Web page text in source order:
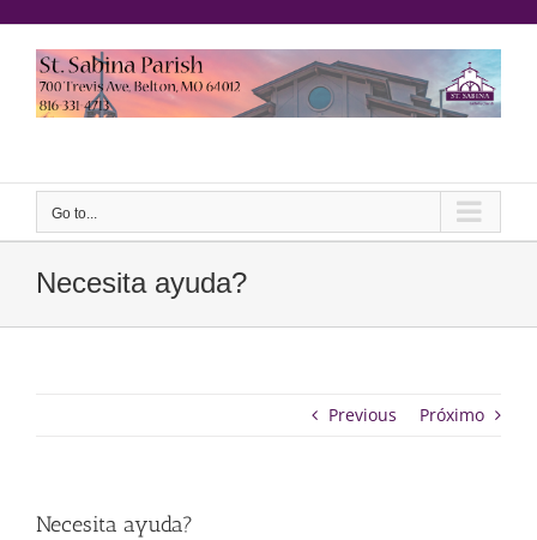
contenido
Go to...
Necesita ayuda?
Previous Próximo
Necesita ayuda?